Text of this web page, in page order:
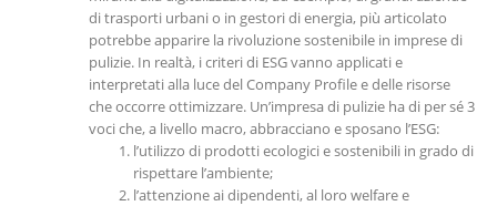
di trasporti urbani o in gestori di energia, più articolato
potrebbe apparire la rivoluzione sostenibile in imprese di
pulizie. In realtà, i criteri di ESG vanno applicati e
interpretati alla luce del Company Profile e delle risorse
che occorre ottimizzare. Un’impresa di pulizie ha di per sé 3
voci che, a livello macro, abbracciano e sposano l’ESG:
l’utilizzo di prodotti ecologici e sostenibili in grado di
rispettare l’ambiente;
l’attenzione ai dipendenti, al loro welfare e